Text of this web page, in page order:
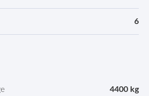
6
4400 kg